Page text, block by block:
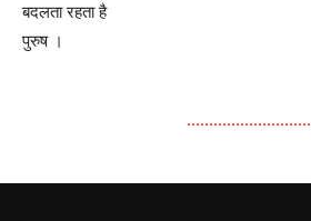
बदलता रहता है
पुरुष ।
……………………….